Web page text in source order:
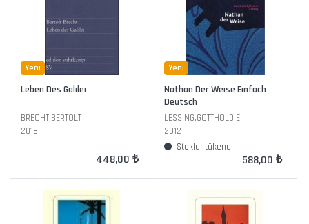
Yeni
Leben Des Galıleı
BRECHT,BERTOLT
2018
448,00 ₺
Yeni
Nathan Der Weıse Eınfach
Deutsch
LESSING,GOTTHOLD E.
2012
Stoklar tükendi
588,00 ₺